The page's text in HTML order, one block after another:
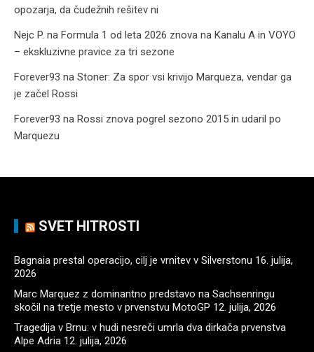
opozarja, da čudežnih rešitev ni
Nejc P. na Formula 1 od leta 2026 znova na Kanalu A in VOYO
– ekskluzivne pravice za tri sezone
Forever93 na Stoner: Za spor vsi krivijo Marqueza, vendar ga
je začel Rossi
Forever93 na Rossi znova pogrel sezono 2015 in udaril po
Marquezu
SVET HITROSTI
Bagnaia prestal operacijo, cilj je vrnitev v Silverstonu 16. julija,
2026
Marc Marquez z dominantno predstavo na Sachsenringu
skočil na tretje mesto v prvenstvu MotoGP 12. julija, 2026
Tragedija v Brnu: v hudi nesreči umrla dva dirkača prvenstva
Alpe Adria 12. julija, 2026